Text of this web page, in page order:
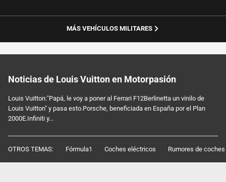
MÁS VEHÍCULOS MILITARES
Noticias de Louis Vuitton en Motorpasión
Louis Vuitton:"Papá, le voy a poner al Ferrari F12Berlinetta un vinilo de
Louis Vuitton" y pasa esto.Porsche, beneficiada en España por el Plan
2000E.Infiniti y...
OTROS TEMAS: Fórmula1 Coches eléctricos Rumores de coches